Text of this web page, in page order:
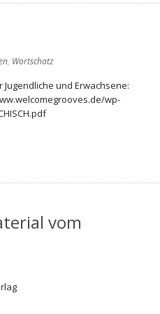
, Wortschatz
und Erwachsene:
wp-
vom